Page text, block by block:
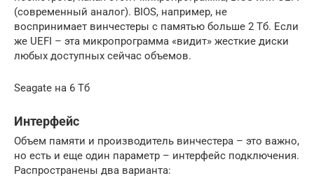
(современный аналог). BIOS, например, не
воспринимает винчестеры с памятью больше 2 Тб. Если
же UEFI – эта микропрограмма «видит» жесткие диски
любых доступных сейчас объемов.
Seagate на 6 Тб
Интерфейс
Объем памяти и производитель винчестера – это важно,
но есть и еще один параметр – интерфейс подключения.
Распространены два варианта: